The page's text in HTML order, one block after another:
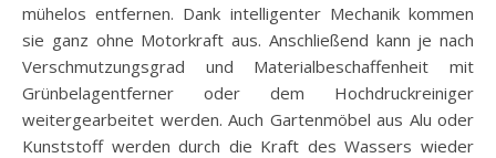
mühelos entfernen. Dank intelligenter Mechanik kommen
sie ganz ohne Motorkraft aus. Anschließend kann je nach
Verschmutzungsgrad und Materialbeschaffenheit mit
Grünbelagentferner oder dem Hochdruckreiniger
weitergearbeitet werden. Auch Gartenmöbel aus Alu oder
Kunststoff werden durch die Kraft des Wassers wieder